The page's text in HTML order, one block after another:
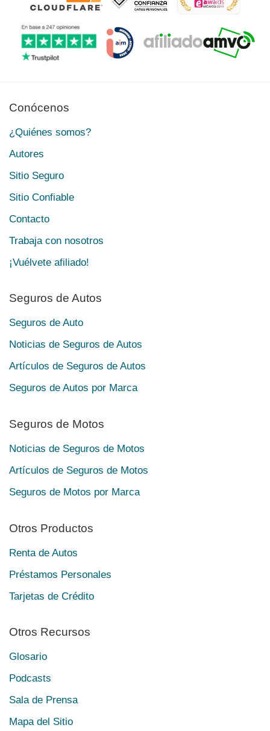
Conócenos
¿Quiénes somos?
Autores
Sitio Seguro
Sitio Confiable
Contacto
Trabaja con nosotros
¡Vuélvete afiliado!
Seguros de Autos
Seguros de Auto
Noticias de Seguros de Autos
Artículos de Seguros de Autos
Seguros de Autos por Marca
Seguros de Motos
Noticias de Seguros de Motos
Artículos de Seguros de Motos
Seguros de Motos por Marca
Otros Productos
Renta de Autos
Préstamos Personales
Tarjetas de Crédito
Otros Recursos
Glosario
Podcasts
Sala de Prensa
Mapa del Sitio